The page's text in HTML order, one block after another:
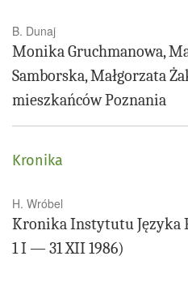
B. Dunaj
Monika Gruchmanowa,
Samborska, Małgorzata
mieszkańców Poznania
Kronika
H. Wróbel
Kronika Instytutu Języka
1 I — 31 XII 1986)